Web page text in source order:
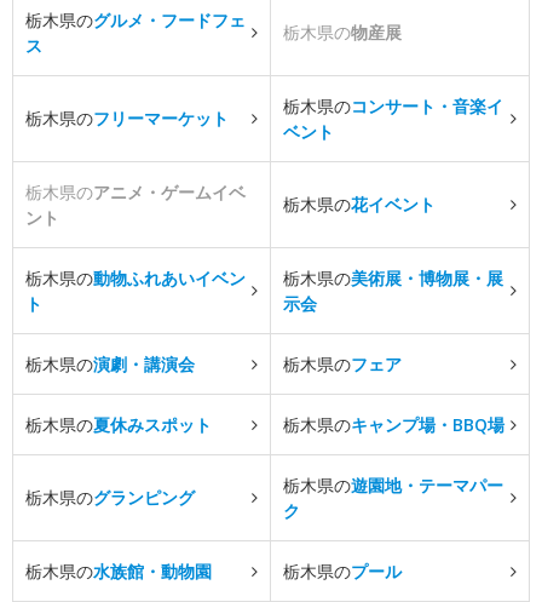
栃木県のグルメ・フードフェ
ス
栃木県の物産展
栃木県のフリーマーケット
栃木県のコンサート・音楽イ
ベント
栃木県のアニメ・ゲームイベ
ント
栃木県の花イベント
栃木県の動物ふれあいイベン
ト
栃木県の美術展・博物展・展
示会
栃木県の演劇・講演会 栃木県のフェア
栃木県の夏休みスポット 栃木県のキャンプ場・BBQ場
栃木県のグランピング
栃木県の遊園地・テーマパー
ク
栃木県の水族館・動物園 栃木県のプール